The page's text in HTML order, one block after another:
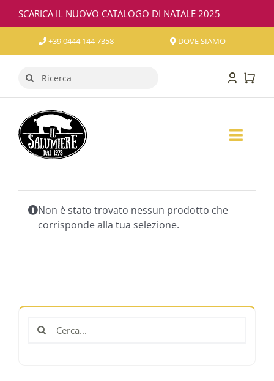
contenuto
SCARICA IL NUOVO CATALOGO DI NATALE 2025
+39 0444 144 7358 DOVE SIAMO
Cerca
Toggle
ALTRE SPECIALITÀ
SPECIALITÀ REGIONALI
Non è stato trovato nessun prodotto che
corrisponde alla tua selezione.
Cerca
per: